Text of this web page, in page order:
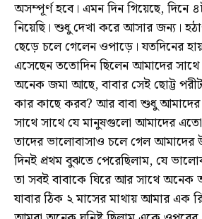
অসম্পূর্ণ হবে। এমন দিন গিয়েছে, দিনে
নিয়েছি। শুধু দেখা করে আসার জন্য।
ছেড়ে চলে গেলেন ওপাড়ে। যতদিনের
এসেছেন ততোদিন ছিলেন আমাদের
অনেক জমা আছে, বাবার সেই ছোট্ট
কার কাছে করব? আর বাবা শুধু আমাদের
সাথে সাথে যে মানুষগুলো আমাদের
তাদের ভালোবাসাও চলে গেল
দিনই প্রথম বুঝতে পেরেছিলাম, যে
তা সবই বাবাকে ঘিরে আর সাথে অনেক
যাবার ঠিক ২ মাসের মাথায় আমার এক